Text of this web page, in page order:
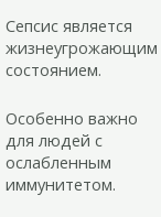
Сепсис является
жизнеугрожающим
состоянием.
Особенно важно
для людей с
ослабленным
иммунитетом.